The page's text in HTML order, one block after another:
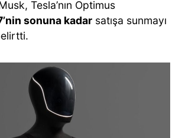
Tesla’nın Optimus
sonuna kadar satışa sunmayı